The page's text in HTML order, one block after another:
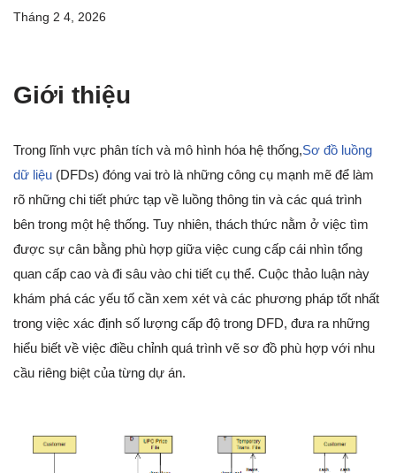
Tháng 2 4, 2026
Giới thiệu
Trong lĩnh vực phân tích và mô hình hóa hệ thống,Sơ đồ luồng
dữ liệu (DFDs) đóng vai trò là những công cụ mạnh mẽ để làm
rõ những chi tiết phức tạp về luồng thông tin và các quá trình
bên trong một hệ thống. Tuy nhiên, thách thức nằm ở việc tìm
được sự cân bằng phù hợp giữa việc cung cấp cái nhìn tổng
quan cấp cao và đi sâu vào chi tiết cụ thể. Cuộc thảo luận này
khám phá các yếu tố cần xem xét và các phương pháp tốt nhất
trong việc xác định số lượng cấp độ trong DFD, đưa ra những
hiểu biết về việc điều chỉnh quá trình vẽ sơ đồ phù hợp với nhu
cầu riêng biệt của từng dự án.